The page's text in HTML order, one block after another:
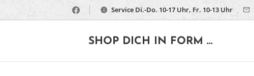
Service Di.-Do. 10-17 Uhr, Fr. 10-13 Uhr
SHOP DICH IN FORM ...